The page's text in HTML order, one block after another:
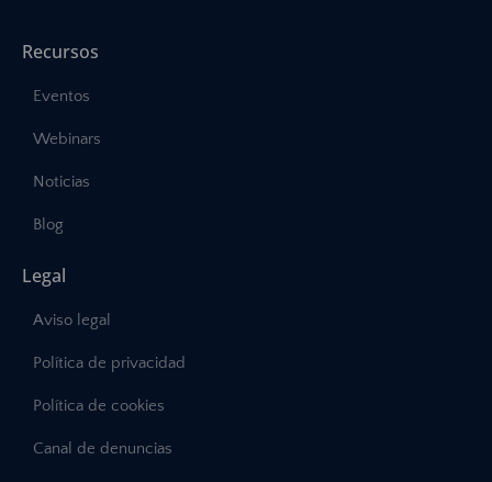
Recursos
Eventos
Webinars
Noticias
Blog
Legal
Aviso legal
Política de privacidad
Política de cookies
Canal de denuncias